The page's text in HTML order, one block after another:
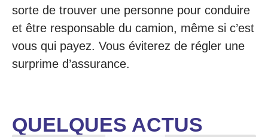
sorte de trouver une personne pour conduire
et être responsable du camion, même si c’est
vous qui payez. Vous éviterez de régler une
surprime d’assurance.
QUELQUES ACTUS